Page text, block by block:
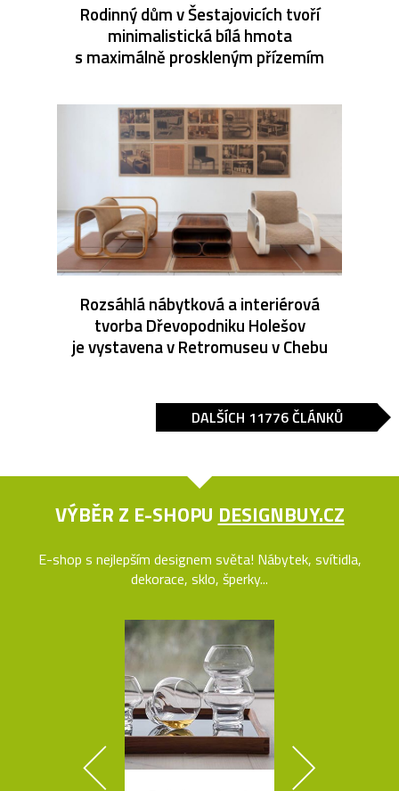
Rodinný dům v Šestajovicích tvoří
minimalistická bílá hmota
s maximálně proskleným přízemím
Rozsáhlá nábytková a interiérová
tvorba Dřevopodniku Holešov
je vystavena v Retromuseu v Chebu
DALŠÍCH 11776 ČLÁNKŮ
VÝBĚR Z E-SHOPU DESIGNBUY.CZ
E-shop s nejlepším designem světa! Nábytek, svítidla,
dekorace, sklo, šperky...